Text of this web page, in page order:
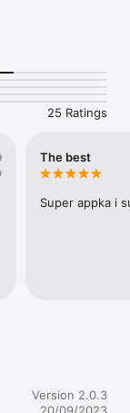
i mobilnego
publication
It’s
tutorials and
aspects of
25 Ratings
The best
Super appka i
Version 2.0.3